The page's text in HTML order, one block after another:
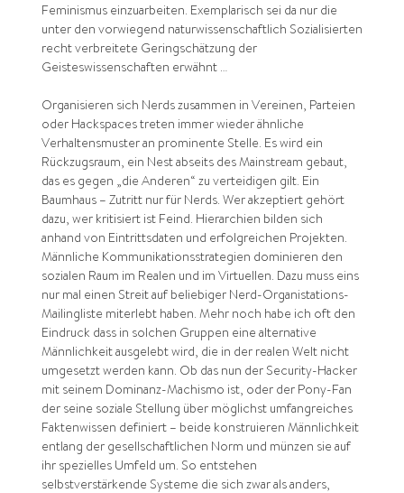
Feminismus einzuarbeiten. Exemplarisch sei da nur die
unter den vorwiegend naturwissenschaftlich Sozialisierten
recht verbreitete Geringschätzung der
Geisteswissenschaften erwähnt …
Organisieren sich Nerds zusammen in Vereinen, Parteien
oder Hackspaces treten immer wieder ähnliche
Verhaltensmuster an prominente Stelle. Es wird ein
Rückzugsraum, ein Nest abseits des Mainstream gebaut,
das es gegen „die Anderen“ zu verteidigen gilt. Ein
Baumhaus – Zutritt nur für Nerds. Wer akzeptiert gehört
dazu, wer kritisiert ist Feind. Hierarchien bilden sich
anhand von Eintrittsdaten und erfolgreichen Projekten.
Männliche Kommunikationsstrategien dominieren den
sozialen Raum im Realen und im Virtuellen. Dazu muss eins
nur mal einen Streit auf beliebiger Nerd-Organistations-
Mailingliste miterlebt haben. Mehr noch habe ich oft den
Eindruck dass in solchen Gruppen eine alternative
Männlichkeit ausgelebt wird, die in der realen Welt nicht
umgesetzt werden kann. Ob das nun der Security-Hacker
mit seinem Dominanz-Machismo ist, oder der Pony-Fan
der seine soziale Stellung über möglichst umfangreiches
Faktenwissen definiert – beide konstruieren Männlichkeit
entlang der gesellschaftlichen Norm und münzen sie auf
ihr spezielles Umfeld um. So entstehen
selbstverstärkende Systeme die sich zwar als anders,